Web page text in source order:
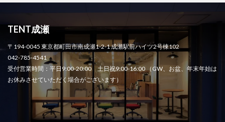
TENT成瀬
〒194-0045 東京都町田市南成瀬1-2-1 成瀬駅前ハイツ2号棟102
042-785-4541
受付営業時間：平日9:00-20:00 土日祝9:00-16:00 （GW、お盆、年末年始は
お休みさせていただく場合がございます）